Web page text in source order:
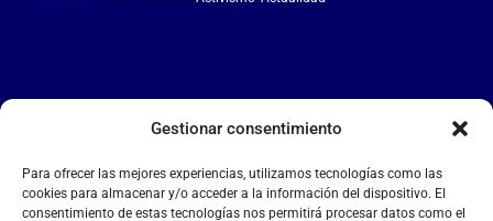
Gestionar consentimiento
Para ofrecer las mejores experiencias, utilizamos tecnologías como las
cookies para almacenar y/o acceder a la información del dispositivo. El
consentimiento de estas tecnologías nos permitirá procesar datos como el
LA FALANGE
Reproductor
de